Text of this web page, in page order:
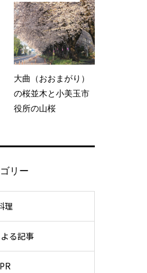
大曲（おおまがり）
の桜並木と小美玉市
役所の山桜
リー
理
る記事
PR